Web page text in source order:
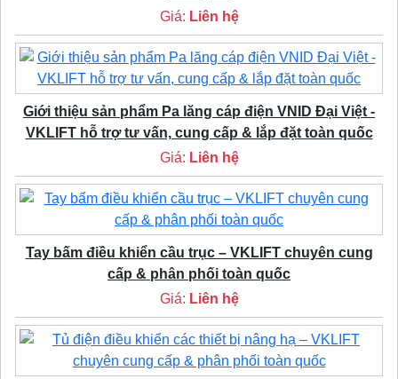
Giá: Liên hệ
Giới thiệu sản phẩm Pa lăng cáp điện VNID Đại Việt -
VKLIFT hỗ trợ tư vấn, cung cấp & lắp đặt toàn quốc
Giá: Liên hệ
Tay bấm điều khiển cầu trục – VKLIFT chuyên cung
cấp & phân phối toàn quốc
Giá: Liên hệ